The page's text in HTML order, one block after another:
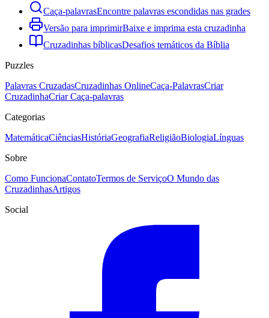
Caça-palavrasEncontre palavras escondidas nas grades
Versão para imprimirBaixe e imprima esta cruzadinha
Cruzadinhas bíblicasDesafios temáticos da Bíblia
Puzzles
Palavras CruzadasCruzadinhas OnlineCaça-PalavrasCriar
CruzadinhaCriar Caça-palavras
Categorias
MatemáticaCiênciasHistóriaGeografiaReligiãoBiologiaLínguas
Sobre
Como FuncionaContatoTermos de ServiçoO Mundo das
CruzadinhasArtigos
Social